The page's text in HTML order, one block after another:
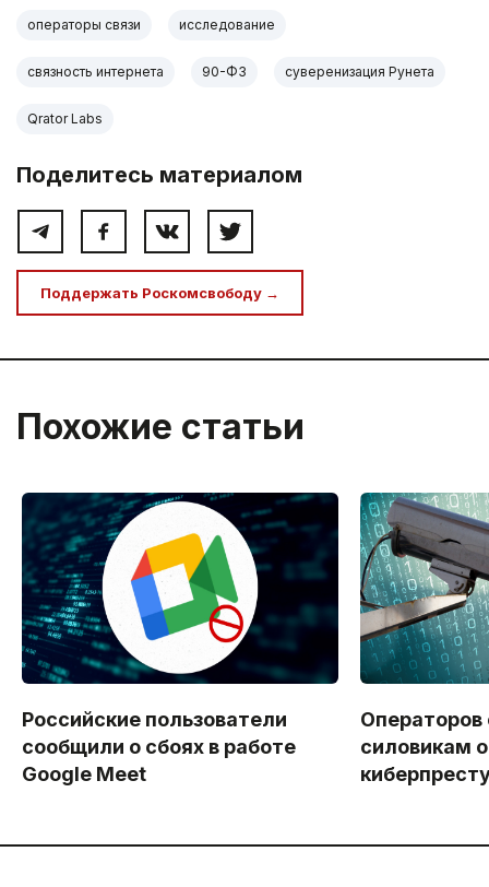
операторы связи исследование
связность интернета 90-ФЗ суверенизация Рунета
Qrator Labs
Поделитесь материалом
Поддержать Роскомсвободу →
Похожие статьи
Российские пользователи
сообщили о сбоях в работе
Google Meet
силовикам